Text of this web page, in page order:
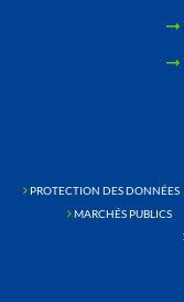
PROTECTION DES DONNÉES
MARCHÉS PUBLICS